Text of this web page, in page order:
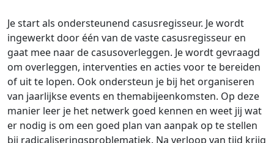
Je start als ondersteunend casusregisseur. Je wordt
ingewerkt door één van de vaste casusregisseur en
gaat mee naar de casusoverleggen. Je wordt gevraagd
om overleggen, interventies en acties voor te bereiden
of uit te lopen. Ook ondersteun je bij het organiseren
van jaarlijkse events en themabijeenkomsten. Op deze
manier leer je het netwerk goed kennen en weet jij wat
er nodig is om een goed plan van aanpak op te stellen
bij radicaliseringsproblematiek. Na verloop van tijd krijg